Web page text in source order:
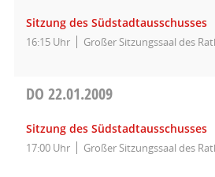
Sitzung des Südstadtausschusses
16:15 Uhr Großer Sitzungssaal des
DO 22.01.2009
Sitzung des Südstadtausschusses
17:00 Uhr Großer Sitzungssaal des